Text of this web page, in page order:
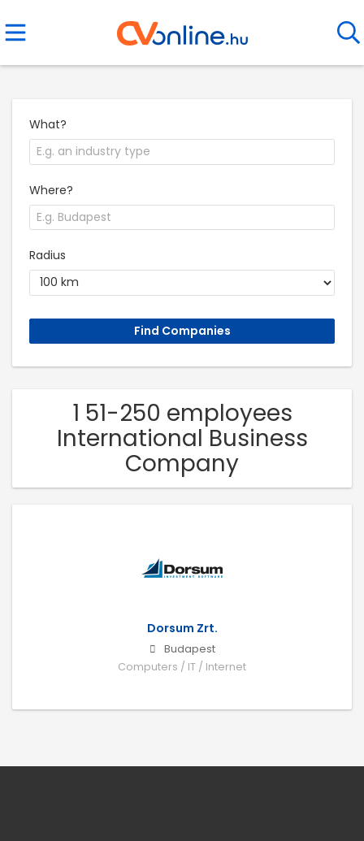
What?
Where?
Radius
1 51-250 employees
International Business
Company
Dorsum Zrt.
Budapest
Computers / IT / Internet